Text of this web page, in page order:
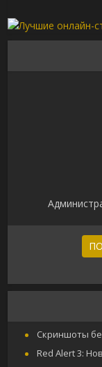
Скриншоты
Red Alert 3: